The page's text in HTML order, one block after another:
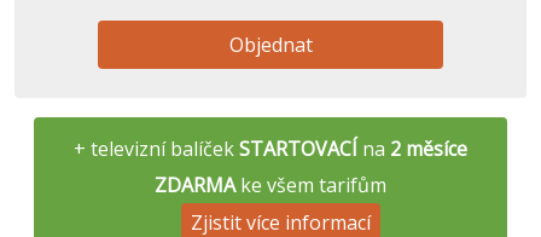
Objednat
+ televizní balíčekSTARTOVACÍ na 2 měsíce
ZDARMAke všem tarifům
Zjistit více informací